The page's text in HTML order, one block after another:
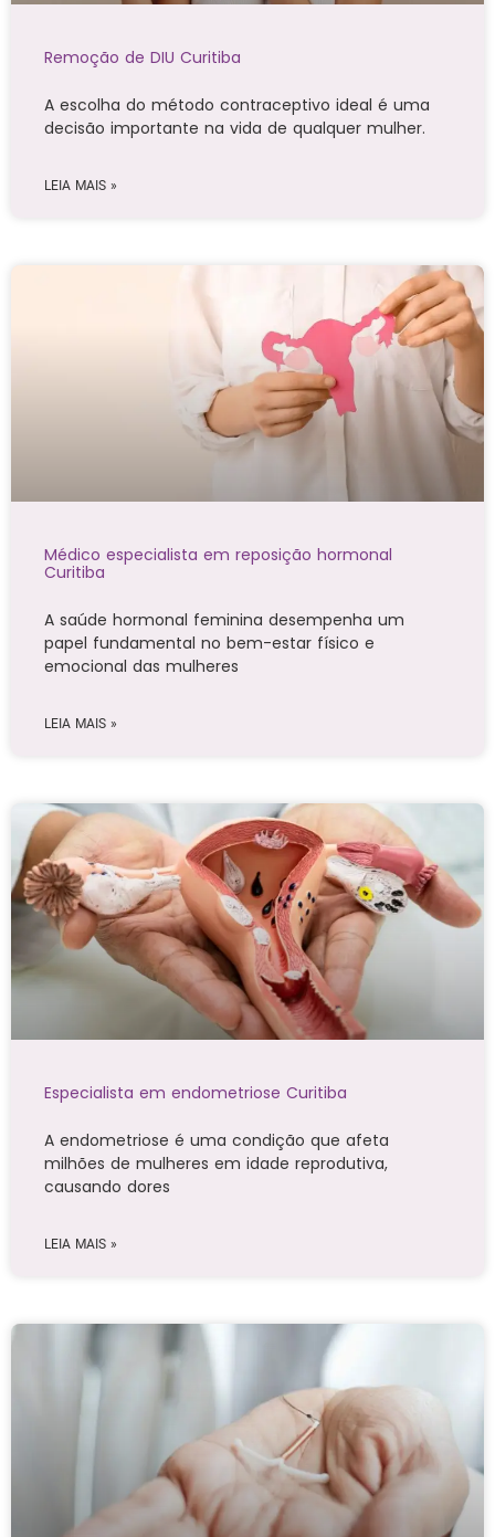
Remoção de DIU Curitiba
A escolha do método contraceptivo ideal é uma
decisão importante na vida de qualquer mulher.
LEIA MAIS »
Médico especialista em reposição hormonal
Curitiba
A saúde hormonal feminina desempenha um
papel fundamental no bem-estar físico e
emocional das mulheres
LEIA MAIS »
Especialista em endometriose Curitiba
A endometriose é uma condição que afeta
milhões de mulheres em idade reprodutiva,
causando dores
LEIA MAIS »